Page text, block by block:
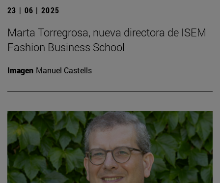
23 | 06 | 2025
Marta Torregrosa, nueva directora de ISEM
Fashion Business School
Imagen Manuel Castells